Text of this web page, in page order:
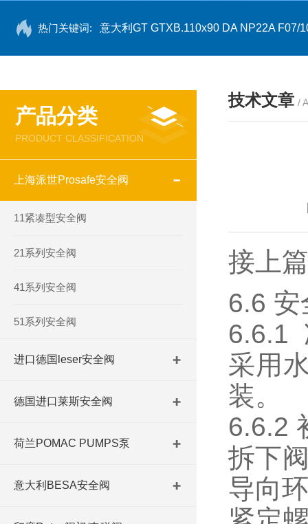
热门关键词: 意大利GT GTXB.110x90 DA NP22A F07/
产品分类
PRODUCT CLASSIFICATION
上海派世Prosafe安全阀
11紧凑型安全阀
21系列安全阀
41系列安全阀
51系列安全阀
进口德国leser安全阀
德国进口莱斯安全阀
荷兰POMAC PUMPS泵
意大利BESA安全阀
技术文章 /
接上篇
6.6 安
6.6.1
采用
装。
6.6.2
拆下
导向